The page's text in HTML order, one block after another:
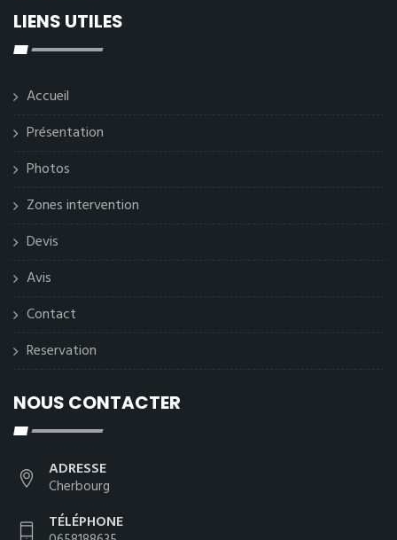
LIENS UTILES
Accueil
Présentation
Photos
Zones intervention
Devis
Avis
Contact
Reservation
NOUS CONTACTER
ADRESSE
Cherbourg
TÉLÉPHONE